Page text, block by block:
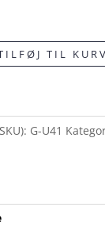
TIL KURV
G-U41